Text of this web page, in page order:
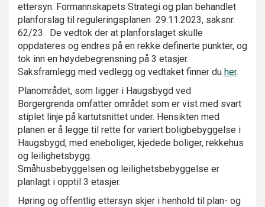
ettersyn. Formannskapets Strategi og plan behandlet
planforslag til reguleringsplanen 29.11.2023, saksnr.
62/23. De vedtok der at planforslaget skulle
oppdateres og endres på en rekke definerte punkter, og
tok inn en høydebegrensning på 3 etasjer.
Saksframlegg med vedlegg og vedtaket finner du her.
Planområdet, som ligger i Haugsbygd ved
Borgergrenda omfatter området som er vist med svart
stiplet linje på kartutsnittet under. Hensikten med
planen er å legge til rette for variert boligbebyggelse i
Haugsbygd, med eneboliger, kjedede boliger, rekkehus
og leilighetsbygg.
Småhusbebyggelsen og leilighetsbebyggelse er
planlagt i opptil 3 etasjer.
Høring og offentlig ettersyn skjer i henhold til plan- og